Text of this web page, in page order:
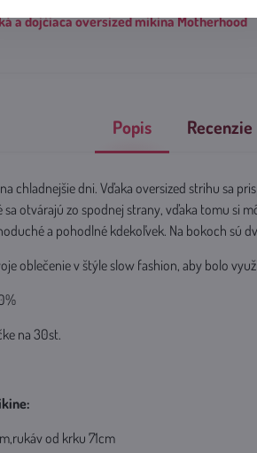
Popis Recenzie
chladnejšie dni. Vďaka oversized strihu sa
sa otvárajú zo spodnej strany, vďaka tomu si
a pohodlné kdekoľvek. Na bokoch sú
oblečenie v štýle slow fashion, aby bolo
na 30st.
od krku 71cm
a dojčiaca oversized mikina Motherhood